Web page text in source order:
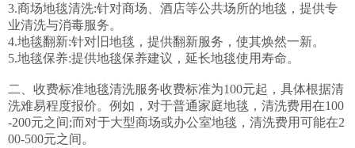
3.商场地毯清洗:针对商场、酒店等公共场所的地毯，提供专
业清洗与消毒服务。
4.地毯翻新:针对旧地毯，提供翻新服务，使其焕然一新。
5.地毯保养:提供地毯保养建议，延长地毯使用寿命。
二、收费标准地毯清洗服务收费标准为100元起，具体根据清
洗难易程度报价。例如，对于普通家庭地毯，清洗费用在100
-200元之间;而对于大型商场或办公室地毯，清洗费用可能在2
00-500元之间。